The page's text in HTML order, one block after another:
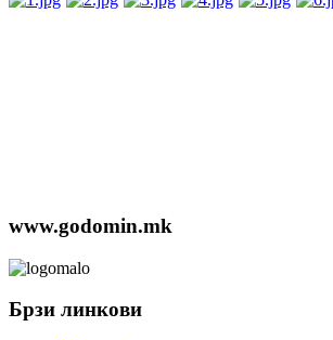
www.godomin.mk
Брзи линкови